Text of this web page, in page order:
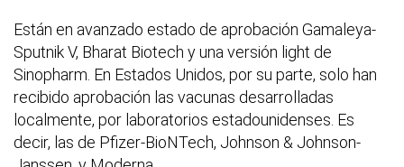
Están en avanzado estado de aprobación Gamaleya-
Sputnik V, Bharat Biotech y una versión light de
Sinopharm. En Estados Unidos, por su parte, solo han
recibido aprobación las vacunas desarrolladas
localmente, por laboratorios estadounidenses. Es
decir, las de Pfizer-BioNTech, Johnson & Johnson-